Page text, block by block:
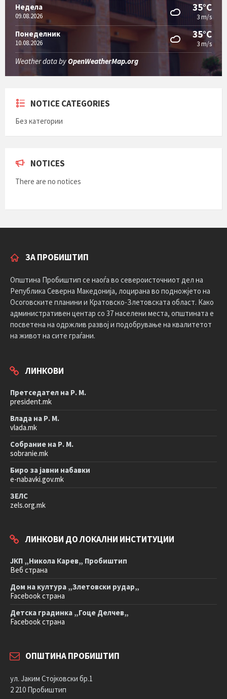
Недела
09.08.2026
35°C
3 m/s
Понеделник
10.08.2026
35°C
3 m/s
Weather data byOpenWeatherMap.org
NOTICE CATEGORIES
Без категории
NOTICES
There are no notices
ЗА ПРОБИШТИП
Општина Пробиштип се наоѓа во североисточниот дел на
Република Северна Македонија, лоцирана во подножјето на
Осоговските планини и Кратовско-Злетовската област. Како
административен центар со 37 населени места, општината е
посветена на одржлив развој и подобрување на квалитетот
на живот на сите граѓани.
ЛИНКОВИ
Претседател на Р. М.
president.mk
Влада на Р. М.
vlada.mk
Собрание на Р. М.
sobranie.mk
Биро за јавни набавки
e-nabavki.gov.mk
ЗЕЛС
zels.org.mk
ЛИНКОВИ ДО ЛОКАЛНИ ИНСТИТУЦИИ
ЈКП „Никола Карев„ Пробиштип
Веб страна
Дом на култура „Злетовски рудар„
Facebook страна
Детска градинка „Гоце Делчев„
Facebook страна
ОПШТИНА ПРОБИШТИП
ул. Јаким Стојковски бр.1
2 210 Пробиштип